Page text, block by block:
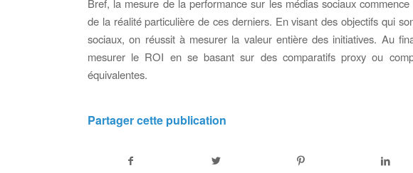
Bref, la mesure de la performance sur les médias sociaux
de la réalité particulière de ces derniers. En visant des objectifs qui
sociaux, on réussit à mesurer la valeur entière des initiatives. Au
mesurer le ROI en se basant sur des comparatifs proxy ou
équivalentes.
Partager cette publication